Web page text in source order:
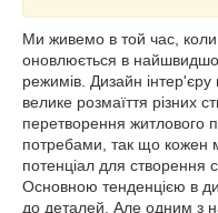
Ми живемо в той час, коли
оновлюється в
режимів. Дизайн
велике розмаїття різних
перетворення житлового
потребами, так що кожен
потенціал для створення
Основною тенденцією в
до деталей. Але одним з